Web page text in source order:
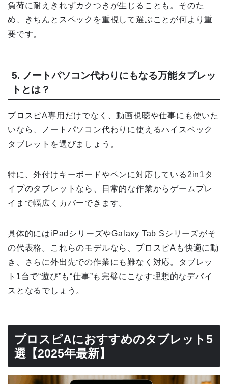
負荷に耐えきれずカクつきが生じることも。そのた
め、きちんとスペックを重視して選ぶことが何より重
要です。
5. ノートパソコン代わりにもなる万能タブレッ
トとは？
プロスピA専用だけでなく、動画視聴や仕事にも使いた
いなら、ノートパソコン代わりに使えるハイスペック
タブレットを選びましょう。
特に、外付けキーボードやペンに対応している2in1タ
イプのタブレットなら、日常的な作業からゲームプレ
イまで幅広くカバーできます。
具体的にはiPadシリーズやGalaxy Tab Sシリーズがそ
の代表格。これらのモデルなら、プロスピAも快適に動
き、さらに外出先での作業にも難なく対応。タブレッ
ト1台で“遊び”も“仕事”も完璧にこなす理想的なデバイ
スとなるでしょう。
プロスピAにおすすめのタブレット5
選【2025年最新】